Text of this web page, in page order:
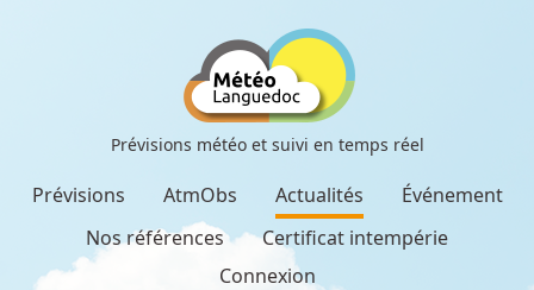
Prévisions météo et suivi en temps réel
Prévisions AtmObs Actualités
Événement
Nos références
Certificat intempérie
Connexion